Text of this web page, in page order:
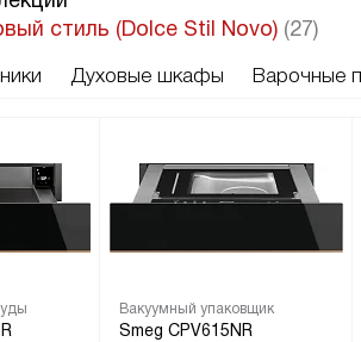
стиль (Dolce Stil Novo) (27)
Духовые шкафы Варочные
Вакуумный упаковщик
Smeg CPV615NR